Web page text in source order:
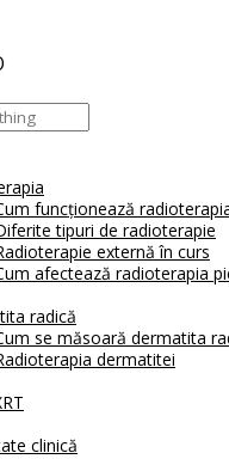
Is Empty!
funcționează
tipuri de radioterapie
externă în curs
afectează radioterapia
radică
se măsoară dermatita
dermatitei
clinică